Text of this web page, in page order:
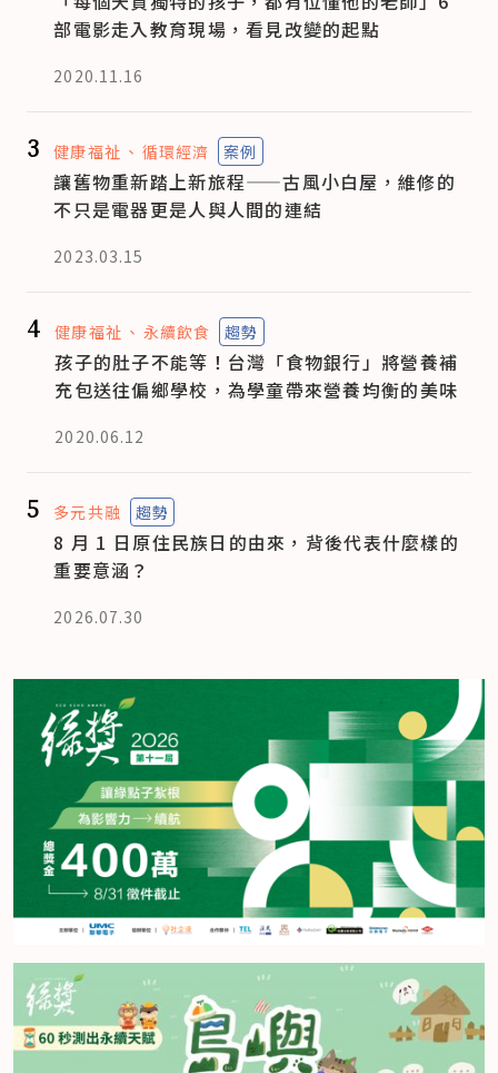
部電影走入教育現場，看見改變的起點
2020.11.16
3 健康福祉 循環經濟 案例
讓舊物重新踏上新旅程——古風小白屋，維修的
不只是電器更是人與人間的連結
2023.03.15
4 健康福祉 永續飲食 趨勢
孩子的肚子不能等！台灣「食物銀行」將營養補
充包送往偏鄉學校，為學童帶來營養均衡的美味
2020.06.12
5 多元共融 趨勢
8 月 1 日原住民族日的由來，背後代表什麼樣的
重要意涵？
2026.07.30